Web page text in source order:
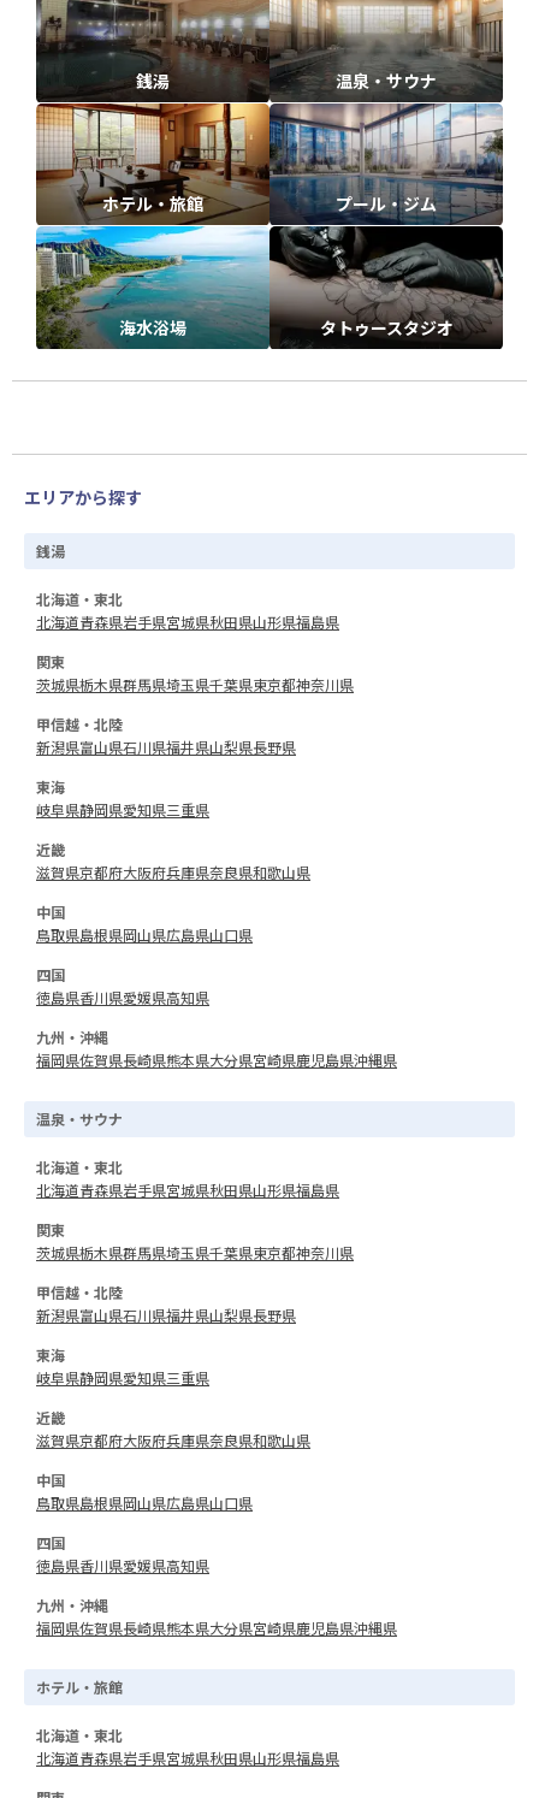
銭湯 温泉・サウナ
ホテル・旅館 プール・ジム
海水浴場 タトゥースタジオ
エリアから探す
銭湯
北海道・東北
北海道青森県岩手県宮城県秋田県山形県福島県
関東
茨城県栃木県群馬県埼玉県千葉県東京都神奈川県
甲信越・北陸
新潟県富山県石川県福井県山梨県長野県
東海
岐阜県静岡県愛知県三重県
近畿
滋賀県京都府大阪府兵庫県奈良県和歌山県
中国
鳥取県島根県岡山県広島県山口県
四国
徳島県香川県愛媛県高知県
九州・沖縄
福岡県佐賀県長崎県熊本県大分県宮崎県鹿児島県沖縄県
温泉・サウナ
北海道・東北
北海道青森県岩手県宮城県秋田県山形県福島県
関東
茨城県栃木県群馬県埼玉県千葉県東京都神奈川県
甲信越・北陸
新潟県富山県石川県福井県山梨県長野県
東海
岐阜県静岡県愛知県三重県
近畿
滋賀県京都府大阪府兵庫県奈良県和歌山県
中国
鳥取県島根県岡山県広島県山口県
四国
徳島県香川県愛媛県高知県
九州・沖縄
福岡県佐賀県長崎県熊本県大分県宮崎県鹿児島県沖縄県
ホテル・旅館
北海道・東北
北海道青森県岩手県宮城県秋田県山形県福島県